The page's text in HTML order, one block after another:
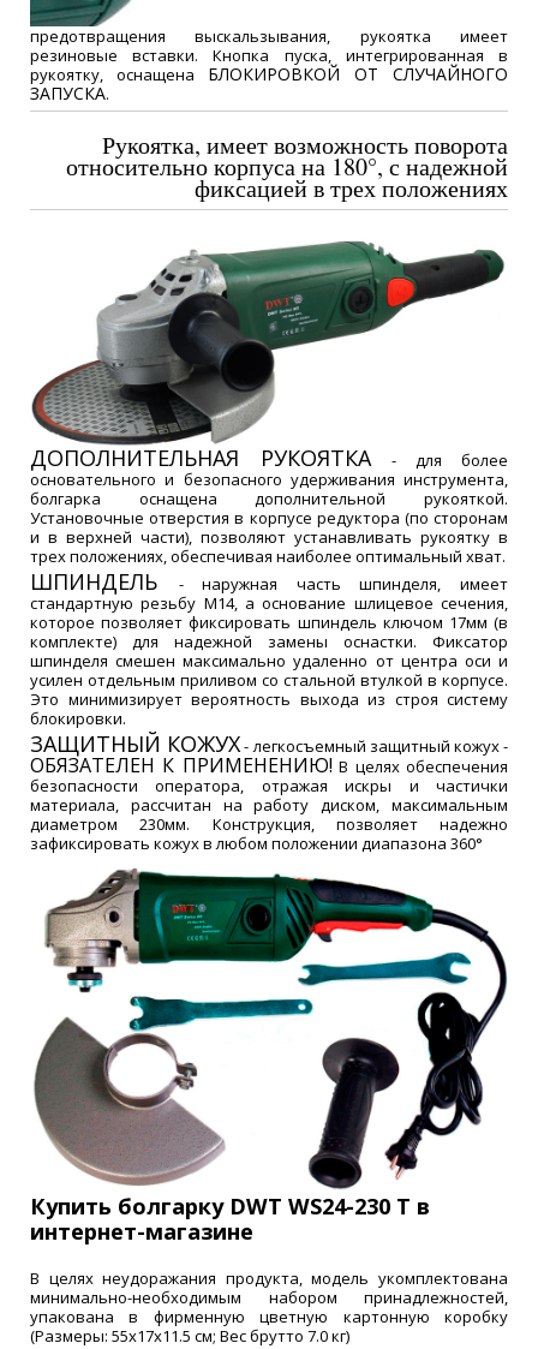
предотвращения выскальзывания, рукоятка имеет
резиновые вставки. Кнопка пуска, интегрированная в
рукоятку, оснащена БЛОКИРОВКОЙ ОТ СЛУЧАЙНОГО
ЗАПУСКА.
Рукоятка, имеет возможность поворота
относительно корпуса на 180°, с надежной
фиксацией в трех положениях
ДОПОЛНИТЕЛЬНАЯ РУКОЯТКА- для более
основательного и безопасного удерживания инструмента,
болгарка оснащена дополнительной рукояткой.
Установочные отверстия в корпусе редуктора (по сторонам
и в верхней части), позволяют устанавливать рукоятку в
трех положениях, обеспечивая наиболее оптимальный хват.
ШПИНДЕЛЬ
- наружная часть шпинделя, имеет
стандартную резьбу М14, а основание шлицевое сечения,
которое позволяет фиксировать шпиндель ключом 17мм (в
комплекте) для надежной замены оснастки. Фиксатор
шпинделя смешен максимально удаленно от центра оси и
усилен отдельным приливом со стальной втулкой в корпусе.
Это минимизирует вероятность выхода из строя систему
блокировки.
ЗАЩИТНЫЙ КОЖУХ- легкосъемный защитный кожух -
ОБЯЗАТЕЛЕН К ПРИМЕНЕНИЮ! В целях обеспечения
безопасности оператора, отражая искры и частички
материала, рассчитан на работу диском, максимальным
диаметром 230мм. Конструкция, позволяет надежно
зафиксировать кожух в любом положении диапазона 360°
Купить болгарку DWT WS24-230 T в
интернет-магазине
В целях неудоражания продукта, модель укомплектована
минимально-необходимым набором принадлежностей,
упакована в фирменную цветную картонную коробку
(Размеры: 55х17х11.5 см; Вес брутто 7.0 кг)